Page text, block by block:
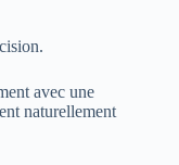
avec une
naturellement